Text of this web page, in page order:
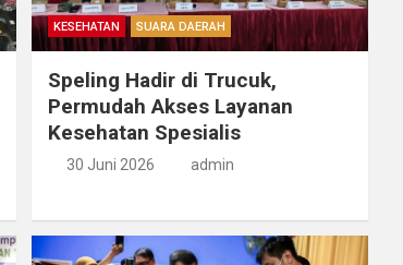
KESEHATAN SUARA DAERAH
Speling Hadir di Trucuk,
Permudah Akses Layanan
Kesehatan Spesialis
30 Juni 2026 admin